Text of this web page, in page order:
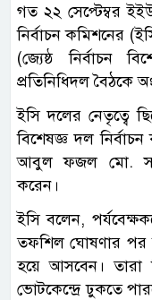
গত ২২ সেপ্টেম্বর
নির্বাচন কমিশনের
(জ্যেষ্ঠ নির্বাচন
প্রতিনিধিদল বৈঠকে
ইসি দলের নেতৃত্বে
বিশেষজ্ঞ দল
আবুল ফজল মো.
করেন।
ইসি বলেন,
তফশিল ঘোষণার পর
হয়ে আসবেন। তারা
ভোটকেন্দ্রে ঢুকতে